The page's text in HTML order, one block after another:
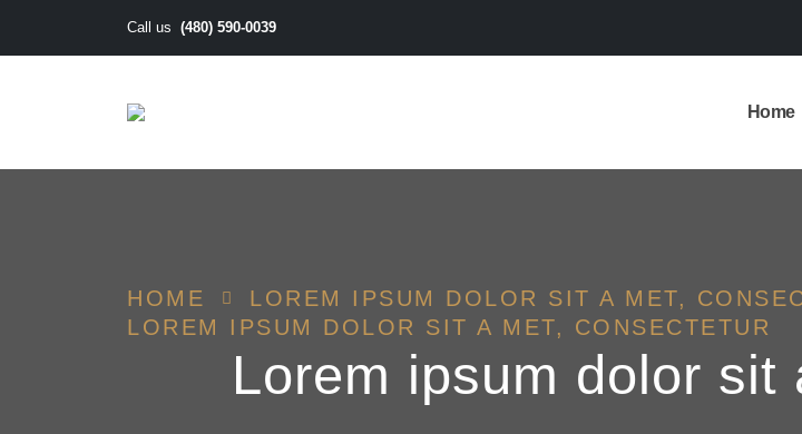
Call us (480) 590-0039
Home
HOME LOREM IPSUM DOLOR SIT A MET,
LOREM IPSUM DOLOR SIT A MET, CONSECTETUR
Lorem ipsum dolor